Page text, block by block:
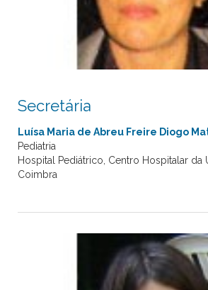
Secretária
Luísa Maria de Abreu Freire Diogo
Pediatria
Hospital Pediátrico, Centro Hospitalar da
Coimbra